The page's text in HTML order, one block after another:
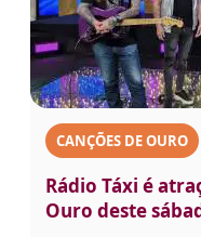
CANÇÕES DE OURO
Rádio Táxi é
Ouro deste